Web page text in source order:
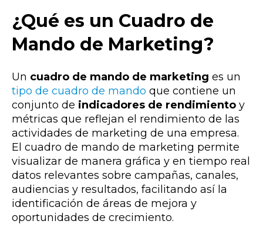
¿Qué es un Cuadro de
Mando de Marketing?
Un cuadro de mando de marketing es un
tipo de cuadro de mando que contiene un
conjunto de indicadores de rendimiento y
métricas que reflejan el rendimiento de las
actividades de marketing de una empresa.
El cuadro de mando de marketing permite
visualizar de manera gráfica y en tiempo real
datos relevantes sobre campañas, canales,
audiencias y resultados, facilitando así la
identificación de áreas de mejora y
oportunidades de crecimiento.